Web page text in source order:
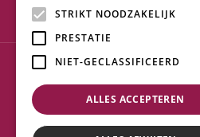
Copyright © 2023
STRIKT NOODZAKELIJK
PRESTATIE
NIET-GECLASSIFICEERD
ALLES ACCEPTEREN